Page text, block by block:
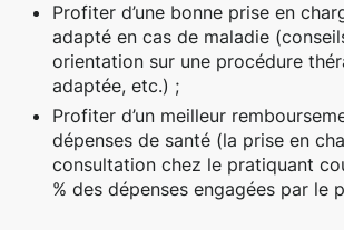
Profiter d’une bonne prise en
adapté en cas de maladie
orientation sur une procédure
adaptée, etc.) ;
Profiter d’un meilleur
dépenses de santé (la prise en
consultation chez le pratiquant
% des dépenses engagées par le